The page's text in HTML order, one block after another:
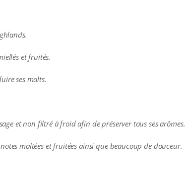
et fruités.
ses malts.
et non filtré à froid afin de préserver tous ses arômes.
maltées et fruitées ainsi que beaucoup de douceur.